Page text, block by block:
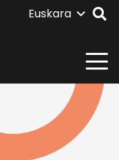
Euskara